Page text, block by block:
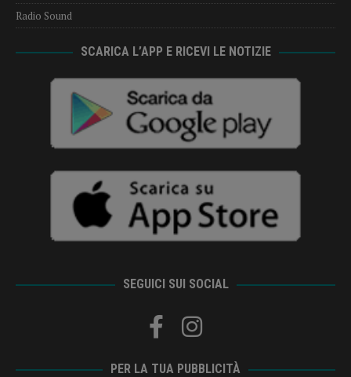
Radio Sound
SCARICA L’APP E RICEVI LE NOTIZIE
SEGUICI SUI SOCIAL
PER LA TUA PUBBLICITÀ